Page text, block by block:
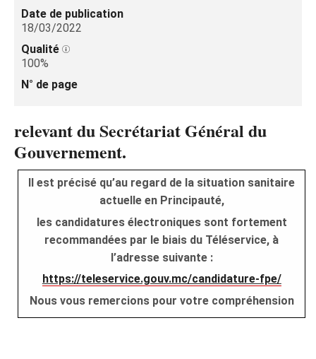
Date de publication
18/03/2022
Qualité
100%
N° de page
relevant du Secrétariat Général du
Gouvernement.
Il est précisé qu’au regard de la situation sanitaire
actuelle en Principauté,
les candidatures électroniques sont fortement
recommandées par le biais du Téléservice, à
l’adresse suivante :
https://teleservice.gouv.mc/candidature-fpe/
Nous vous remercions pour votre compréhension